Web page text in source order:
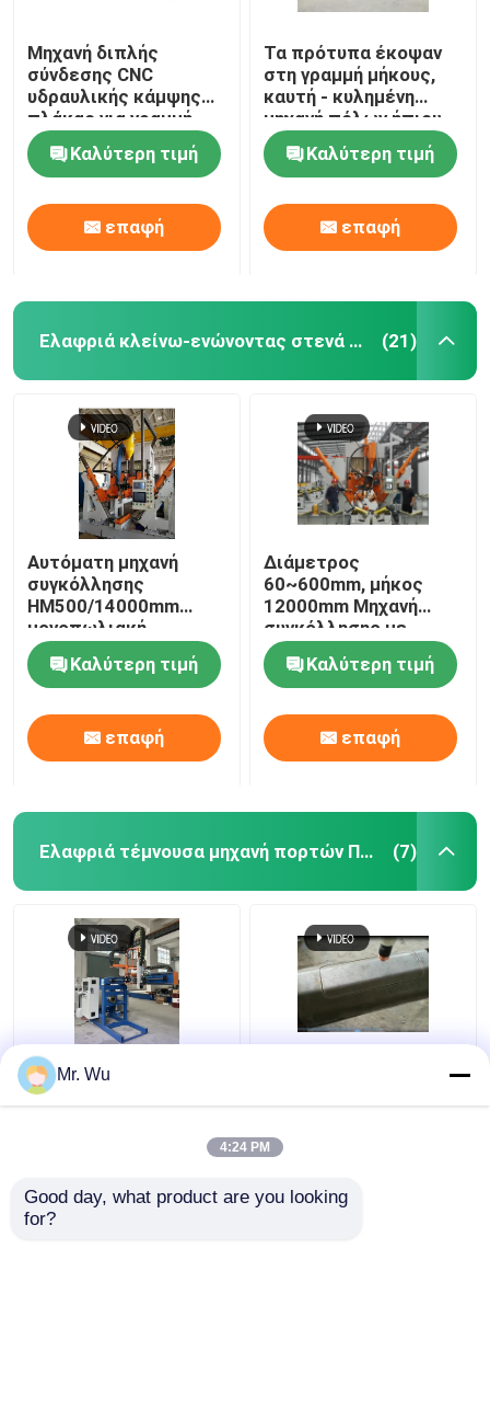
Μηχανή διπλής
σύνδεσης CNC
υδραυλικής κάμψης
πλάκας για γραμμή
παραγωγής φωτεινών
στύλωνΚαλύτερη τιμή
επαφή
Τα πρότυπα έκοψαν
στη γραμμή μήκους,
καυτή - κυλημένη
μηχανή πόλων ήπιου
χάλυβα ελαφριά για
6m 8m 14m
Καλύτερη τιμή
επαφή
Ελαφριά κλείνω-ενώνοντας στενά μηχανή Πολωνού (21)
Αυτόματη μηχανή
συγκόλλησης
HM500/14000mm
μονοπωλιακή
Καλύτερη τιμή
επαφή
Διάμετρος
60~600mm, μήκος
12000mm Μηχανή
συγκόλλησης με
κλειστό πόλο CNC
Καλύτερη τιμή
επαφή
Ελαφριά τέμνουσα μηχανή πορτών Πολωνού (7)
τέμνουσα μηχανή
πορτών 350mm
Πολωνός 360 βαθμός
Μηχανή κοπής πόρτας
350 mm Μέγιστο
μήκος κοπής 2000 mm
Mr. Wu
4:24 PM
Good day, what product are you looking
for?